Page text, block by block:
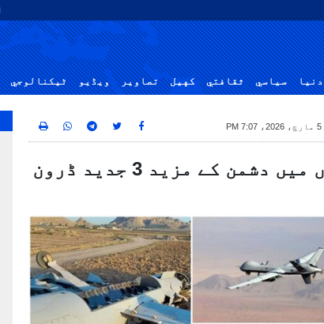
دنیا سياسي ثقافتي کهيل تصاوير ویڈیو ٹيكنالوجي
5 مارچ، 2026، 7:07 PM
ایران کے مختلف علاقوں میں دشمن کے مزید 3 جدید ڈرون